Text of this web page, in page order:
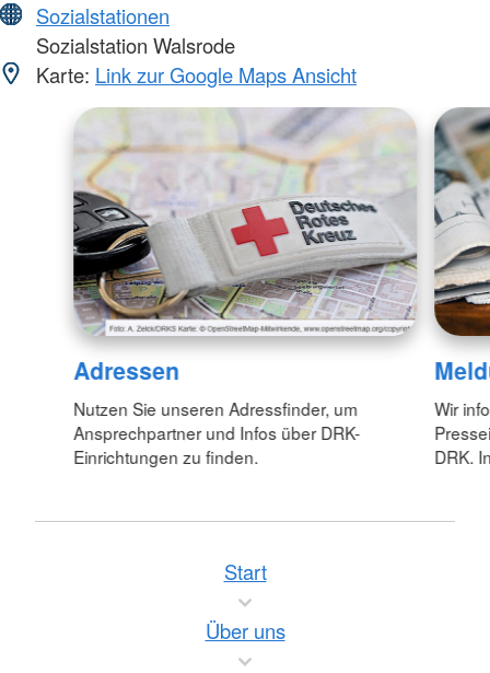
Sozialstationen
Sozialstation Walsrode
Karte: Link zur Google Maps Ansicht
Adressen
Nutzen Sie unseren Adressfinder, um
Ansprechpartner und Infos über DRK-
Einrichtungen zu finden.
Wir
DRK.
Start
Über uns